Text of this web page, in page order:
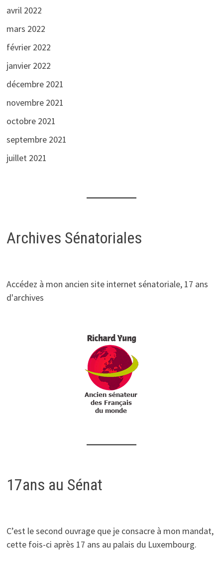
avril 2022
mars 2022
février 2022
janvier 2022
décembre 2021
novembre 2021
octobre 2021
septembre 2021
juillet 2021
Archives Sénatoriales
Accédez à mon ancien site internet sénatoriale, 17 ans
d'archives
17ans au Sénat
C’est le second ouvrage que je consacre à mon mandat,
cette fois-ci après 17 ans au palais du Luxembourg.